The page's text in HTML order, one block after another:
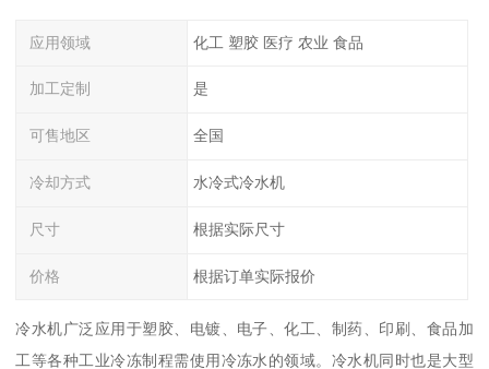
应用领域 化工 塑胶 医疗 农业 食品
加工定制 是
可售地区 全国
冷却方式 水冷式冷水机
尺寸 根据实际尺寸
价格 根据订单实际报价
冷水机广泛应用于塑胶、电镀、电子、化工、制药、印刷、食品加
工等各种工业冷冻制程需使用冷冻水的领域。冷水机同时也是大型